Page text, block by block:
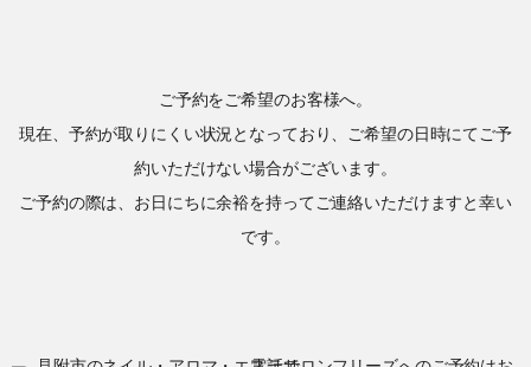
ご予約をご希望のお客様へ。
現在、予約が取りにくい状況となっており、ご希望の日時にてご予
約いただけない場合がございます。
ご予約の際は、お日にちに余裕を持ってご連絡いただけますと幸い
です。